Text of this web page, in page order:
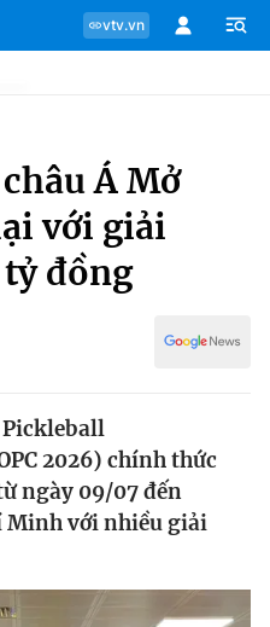
vtv.vn
Á Mở
với giải
đồng
Pickleball
2026) chính thức
ngày 09/07 đến
Minh với nhiều giải